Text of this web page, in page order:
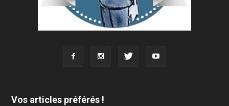
Vos articles préférés !